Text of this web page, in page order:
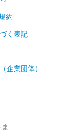
の城郭合体オ
約
く表記
企業団体）